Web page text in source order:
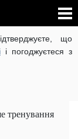
що
і погоджуєтеся з
В УКРАЇНІ
НА РУССКОМ
тренування